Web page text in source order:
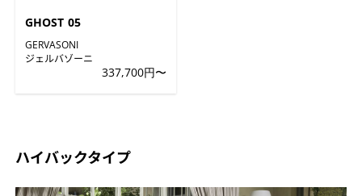
GHOST 05
GERVASONI
ジェルバゾーニ
337,700円〜
ハイバックタイプ